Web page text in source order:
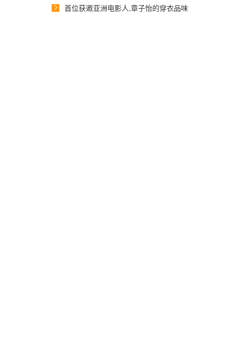
首位获邀亚洲电影人,章子怡的穿衣品味